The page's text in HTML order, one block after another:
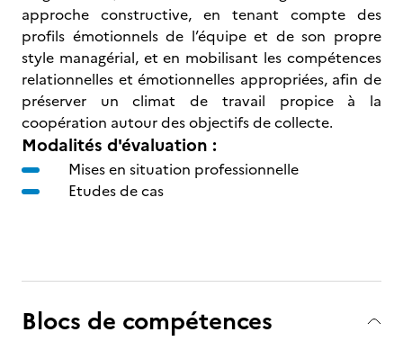
approche constructive, en tenant compte des
profils émotionnels de l’équipe et de son propre
style managérial, et en mobilisant les compétences
relationnelles et émotionnelles appropriées, afin de
préserver un climat de travail propice à la
coopération autour des objectifs de collecte.
Modalités d'évaluation :
Mises en situation professionnelle
Etudes de cas
Blocs de compétences